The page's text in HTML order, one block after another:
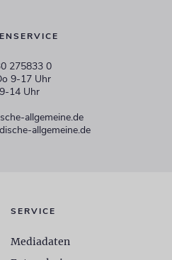
275833 0
9-17 Uhr
14 Uhr
allgemeine.de
allgemeine.de
SERVICE
Mediadaten